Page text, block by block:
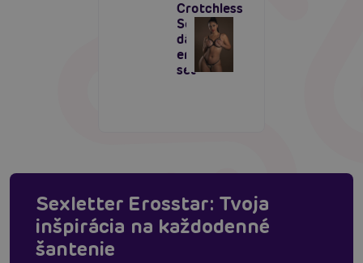
Crotchless
Set,
dámsky
erotický
set
Sexletter Erosstar: Tvoja
inšpirácia na každodenné
šantenie